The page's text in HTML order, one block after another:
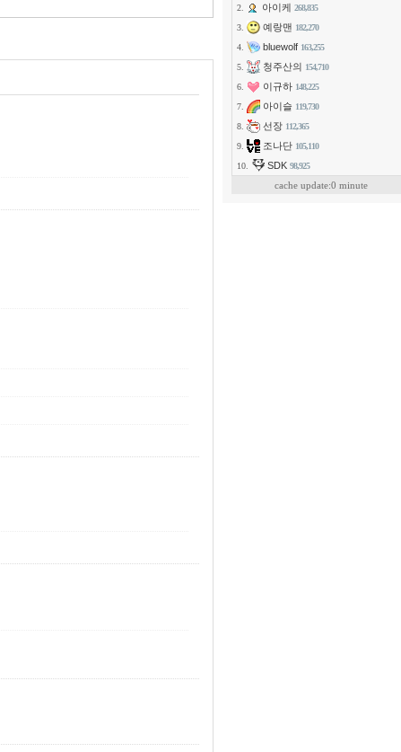
2.
아이케 268,835
3.
예랑맨 182,270
4.
bluewolf 163,255
5.
청주산의 154,710
6.
이규하 148,225
7.
아이슬 119,730
8.
선장 112,365
9.
조나단 105,110
10.
SDK 98,925
cache update:0 minute